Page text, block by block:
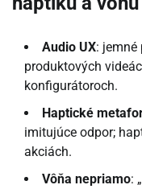
Audio UX: jemné
produktových
konfigurátoroch.
Haptické
imitujúce odpor;
akciách.
Vôňa nepriamo: